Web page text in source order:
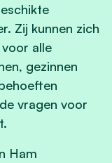
Zij kunnen zich
alle
gezinnen
vragen voor
Ham